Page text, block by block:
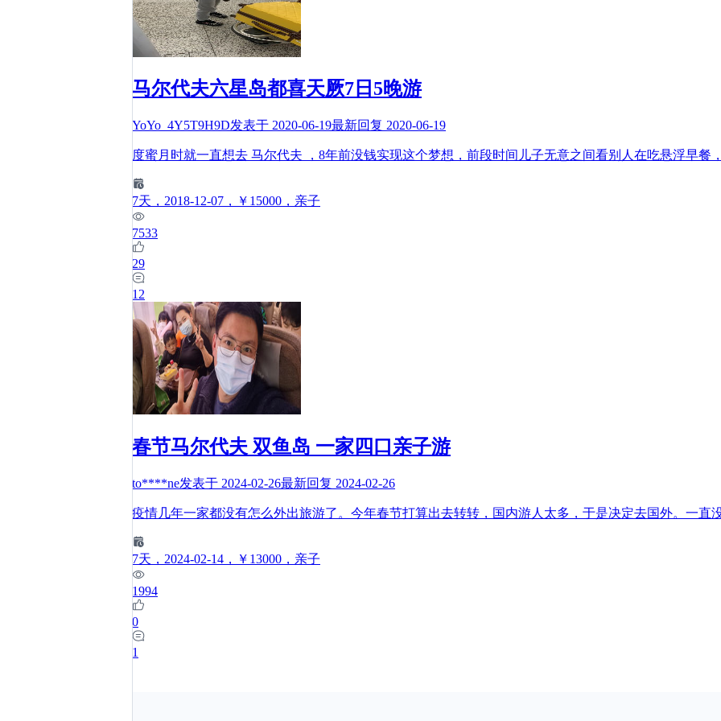
马尔代夫六星岛都喜天厥7日5晚游
YoYo_4Y5T9H9D发表于 2020-06-19最新回复 2020-06-19
度蜜月时就一直想去 马尔代夫 ，8年前没钱实现这个梦想，前段时间儿子无意之间看别人在吃悬浮早餐
7天 ，2018-12-07 ，￥15000 ，亲子
7533
29
12
春节马尔代夫 双鱼岛 一家四口亲子游
to****ne发表于 2024-02-26最新回复 2024-02-26
疫情几年一家都没有怎么外出旅游了。今年春节打算出去转转，国内游人太多，于是决定去国外。一直
7天 ，2024-02-14 ，￥13000 ，亲子
1994
0
1